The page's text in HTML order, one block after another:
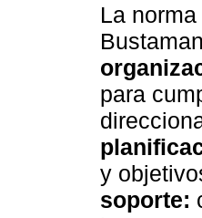
La
para
y
soporte: